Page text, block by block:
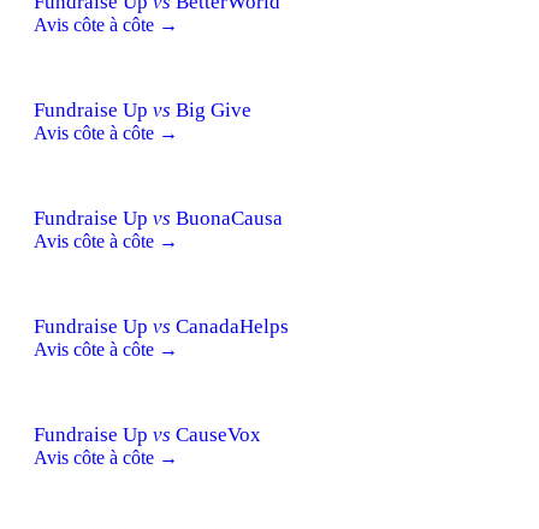
Avis côte à côte →
Fundraise Up vs Big Give
Avis côte à côte →
Fundraise Up vs BuonaCausa
Avis côte à côte →
Fundraise Up vs CanadaHelps
Avis côte à côte →
Fundraise Up vs CauseVox
Avis côte à côte →